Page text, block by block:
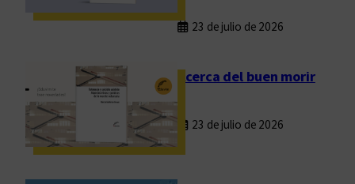
23 de julio de 2026
Acerca del buen morir
23 de julio de 2026